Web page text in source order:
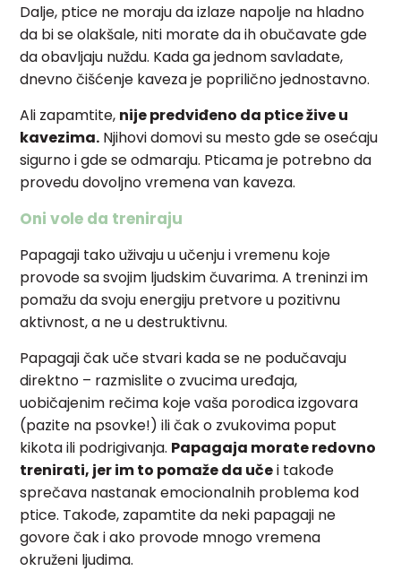
Dalje, ptice ne moraju da izlaze napolje na hladno
da bi se olakšale, niti morate da ih obučavate gde
da obavljaju nuždu. Kada ga jednom savladate,
dnevno čišćenje kaveza je poprilično jednostavno.
Ali zapamtite, nije predviđeno da ptice žive u
kavezima. Njihovi domovi su mesto gde se osećaju
sigurno i gde se odmaraju. Pticama je potrebno da
provedu dovoljno vremena van kaveza.
Oni vole da treniraju
Papagaji tako uživaju u učenju i vremenu koje
provode sa svojim ljudskim čuvarima. A treninzi im
pomažu da svoju energiju pretvore u pozitivnu
aktivnost, a ne u destruktivnu.
Papagaji čak uče stvari kada se ne podučavaju
direktno – razmislite o zvucima uređaja,
uobičajenim rečima koje vaša porodica izgovara
(pazite na psovke!) ili čak o zvukovima poput
kikota ili podrigivanja. Papagaja morate redovno
trenirati, jer im to pomaže da učei takođe
sprečava nastanak emocionalnih problema kod
ptice. Takođe, zapamtite da neki papagaji ne
govore čak i ako provode mnogo vremena
okruženi ljudima.